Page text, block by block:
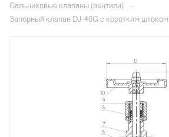
Сальниковые клапаны (вентили) —
Запорный клапан DJ-40G с коротким штоком